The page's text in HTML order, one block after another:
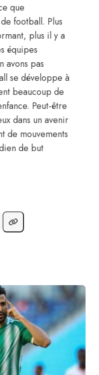
que
football. Plus
plus il y a
équipes
avons pas
se développe à
beaucoup de
Peut-être
dans un avenir
de mouvements
de but